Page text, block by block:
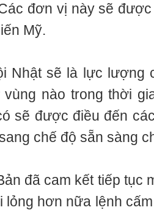
đơn vị này sẽ
Mỹ.
Nhật sẽ là lực lượng
nào trong thời
sẽ được điều đến
chế độ sẵn sàng
đã cam kết tiếp tục
hơn nữa lệnh